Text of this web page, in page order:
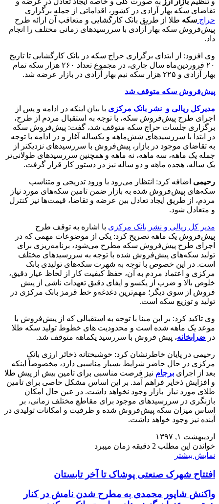
تقاضای سکه بهار آزادی در کشور، اقداماتی از جمله برگزاری
حراج سکه طلا از طریق بانک کارگشایی و متعاقب آن ارائه طرح
پیش‌فروش سکه بهار آزادی با سررسیدهای زمانی مختلف را انجام
داد.
وی افزود: از ابتدای برگزاری حراج سکه در بانک کارگشایی تا تاریخ
۲۰ فروردین‌ماه سال جاری، در مجموع تعداد ۲۶۰ هزار سکه تمام
بهار آزادی و ۲۲۵ هزار سکه نیم بهار آزادی در بازار عرضه شد.
پیش‌فروش سکه متوقف شد
مدیرکل ریالی و نشر بانک مرکزی با بیان اینکه در ادامه و پس از
اجرای طرح پیش‌فروش سکه، با توجه به استقبال مردم از طرح،
برگزاری جلسات حراج سکه متوقف شد، گفت: پیش‌فروش سکه
در ابتدا با سررسیدهای شش‌ماهه و یکساله آغاز و در ادامه با توجه
به تقاضای موجود در بازار، پیش‌فروش با سررسیدهای نزدیکتر از
جمله یک ماهه، سه ماهه، نه ماهه و همچنین سررسیدهای طولانی‌تر
یک ساله، هجده ماهه و دو ساله نیز در دستور کار قرار گرفت.
رحیمی اضافه کرد: انتظار می‌رود با ورود تدریجی و متناسب
سکه‌های پیش‌فروش شده به بازار ضمن تامین سکه‌های مورد نیاز
مردم، از طریق ایجاد تعادل بین عرضه و تقاضا، قیمت‌ها نیز کنترل
و متعادل شود.
مدیر کل ریالی و نشر بانک مرکزی با اشاره به توقف طرح
پیش‌فروش یک ماهه تصریح کرد: یکی از موضوعات مهمی که در
اجرای طرح پیش‌فروش سکه مطرح می‌شود، برنامه‌ریزی برای
تولید سکه‌های پیش‌فروش شده با توجه به سررسیدهای مختلف
است. در این خصوص با توجه به شهرت سکه‌های تولیدی بانک
مرکزی و اعتماد مردم به آن، حفظ کیفیت کار از لحاظ عیار دقیق،
خلوص بالا و ضرب از یکسو و ایفای دقیق تعهدات ناشی از پیش
فروش از سوی دیگر؛ مهم‌ترین دغدغه‌و خط قرمز بانک مرکزی در
تولید و توزیع سکه است.
وی تاکید کرد: بر این مبنا با توجه به استقبالی که از پیش‌فروش با
موعد یک ماهه شده است و محدودیت های خطوط تولید سکه طلا
در ضرابخانه، پیش فروش با سررسید یکماهه متوقف شد.
رحیمی در پایان خاطرنشان کرد: خوشبختانه ذخائر ارزی بانک
مرکزی در حال حاضر شرایط بسیار مناسبی دارد، مخصوصاً اینکه
بعد از اجرای برجام نیز فرصت مناسبی برای تامین بیش از پیش طلا
و افزایش ذخایر فراهم آمد. بر این اساس مشکل خاصی برای تامین
طلای مورد نیاز بازار وجود نخواهد داشت. در عین حال امکان
بازنگری در سررسیدهای موجود برای مقاطع مختلف زمانی، بر
اساس میزان سکه پیش‌فروش شده و ظرفیت و امکانات تولیدی در
آینده نیز وجود خواهد داشت.
اردیبهشت ۱, ۱۳۹۷
خواندن این مطلب 2 دقیقه زمان میبرد
نمایش بیشتر
افتتاح شهرک صنعتی پوشاک تا آخر تابستان
واکنش شاپور محمدی به مطرح شدن نامش در کنار